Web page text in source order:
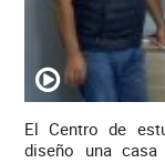
El Centro de
diseño una casa